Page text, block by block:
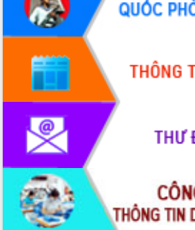
Họp báo thông tin về Hội nghị Công bố
Quy hoạch và Xúc tiến đầu tư tỉnh Đắk
Lắk
Khơi thông điểm nghẽn, đẩy nhanh
giải ngân vốn khắc phục thiên tai
HĐND tỉnh thông qua điều chỉnh Quy
hoạch tỉnh thời kỳ 2021-2030
Hội thảo góp ý hồ sơ điều chỉnh quy
hoạch tỉnh Đắk Lắk thời kỳ 2021-2030,
tầm nhìn đến năm 2050
Nâng cao hiệu quả hoạt động của các
doanh nghiệp nhà nước
Hội nghị triển khai kết nối mạng
truyền số liệu chuyên dùng phục vụ cơ
quan Đảng, Nhà nước